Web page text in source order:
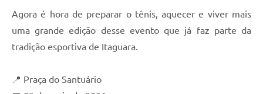
Agora é hora de preparar o tênis, aquecer e viver mais
uma grande edição desse evento que já faz parte da
tradição esportiva de Itaguara.
📍 Praça do Santuário